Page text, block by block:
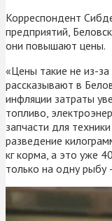
Корреспондент
предприятий,
они повышают цены.
«Цены такие не из-
рассказывают в
инфляции затраты
топливо,
запчасти для
разведение
кг корма, а это уже
только на одну рыбу